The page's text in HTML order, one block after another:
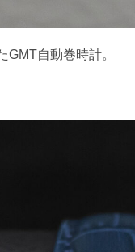
自動巻時計。